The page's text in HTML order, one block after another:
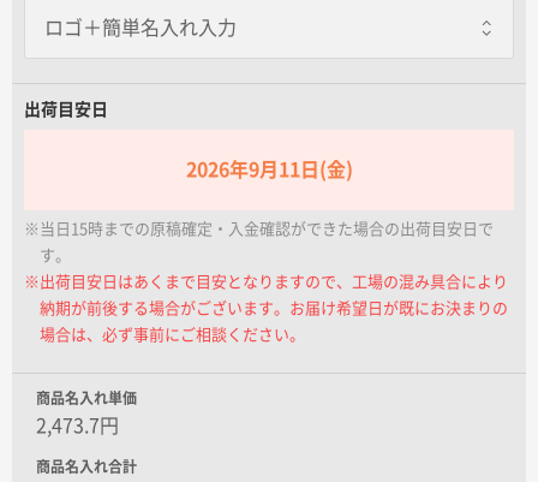
PP袋封入あり
一枚あたり+15.00円 / 3日出荷
出荷目安日
2026年9月11日(金)
※当日15時までの原稿確定・入金確認ができた場合の出荷目安日で
す。
※出荷目安日はあくまで目安となりますので、工場の混み具合により
納期が前後する場合がございます。お届け希望日が既にお決まりの
場合は、必ず事前にご相談ください。
商品名入れ単価
2,473.7円
商品名入れ合計